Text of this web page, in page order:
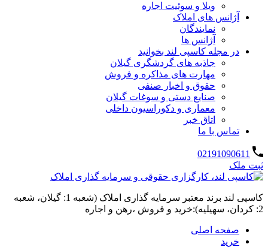
ویلا و سوئیت اجاره
آژانس های املاک
نمایندگان
آژانس ها
در مجله کاسپی لند بخوانید
جاذبه های گردشگری گیلان
مهارت های مذاکره و فروش
حقوق و اخبار صنفی
صنایع دستی و سوغات گیلان
معماری و دکوراسیون داخلی
اتاق خبر
تماس با ما
02191090611
ثبت ملک
کاسپی لند برند معتبر سرمایه گذاری املاک (شعبه 1: گیلان، شعبه
2: کردان، سهیلیه):خرید و فروش ،رهن و اجاره
صفحه اصلی
خرید